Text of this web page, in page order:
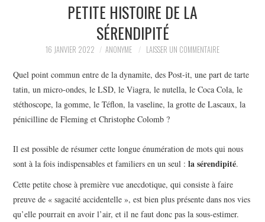
PETITE HISTOIRE DE LA
SÉRENDIPITÉ
16 JANVIER 2022 ANONYME LAISSER UN COMMENTAIRE
Quel point commun entre de la dynamite, des Post-it, une part de tarte
tatin, un micro-ondes, le LSD, le Viagra, le nutella, le Coca Cola, le
stéthoscope, la gomme, le Téflon, la vaseline, la grotte de Lascaux, la
pénicilline de Fleming et Christophe Colomb ?
Il est possible de résumer cette longue énumération de mots qui nous
sont à la fois indispensables et familiers en un seul : la sérendipité.
Cette petite chose à première vue anecdotique, qui consiste à faire
preuve de « sagacité accidentelle », est bien plus présente dans nos vies
qu’elle pourrait en avoir l’air, et il ne faut donc pas la sous-estimer.